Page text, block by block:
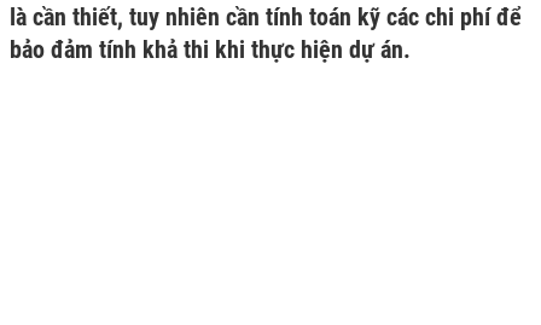
là cần thiết, tuy nhiên cần tính toán kỹ các chi phí để
bảo đảm tính khả thi khi thực hiện dự án.